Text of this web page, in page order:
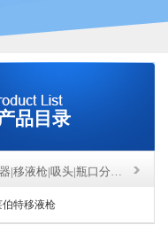
品目录
移液器|移液枪|吸头|瓶口分液器
伯特移液枪